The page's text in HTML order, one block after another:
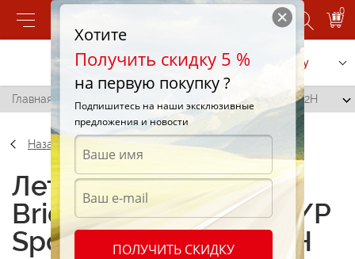
0
Позвонить Заказать услугу
Главная / Bridgestone Dueler H/P Sport 235/55 R20 102H
Назад
Летние шины
Bridgestone Dueler H/P
Sport 235/55 R20 102H
Хотите
Получить скидку 5 %
на первую покупку ?
Подпишитесь на наши эксклюзивные
предложения и новости
ПОЛУЧИТЬ СКИДКУ